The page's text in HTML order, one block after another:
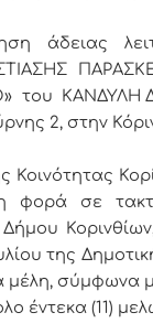
άδειας
ΚΑΝΔΥΛΗ
2, στην
Κοινότητας
φορά σε
της
μέλη, σύμφωνα
έντεκα (11)